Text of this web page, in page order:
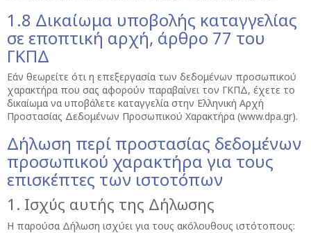
1.8 Δικαίωμα υποβολής καταγγελίας
σε εποπτική αρχή, άρθρο 77 του
ΓΚΠΔ
Εάν θεωρείτε ότι η επεξεργασία των δεδομένων προσωπικού
χαρακτήρα που σας αφορούν παραβαίνει τον ΓΚΠΔ, έχετε το
δικαίωμα να υποβάλετε καταγγελία στην Ελληνική Αρχή
Προστασίας Δεδομένων Προσωπικού Χαρακτήρα (www.dpa.gr).
Δήλωση περί προστασίας δεδομένων
προσωπικού χαρακτήρα για τους
επισκέπτες των ιστοτόπων
1. Ισχύς αυτής της Δήλωσης
Η παρούσα Δήλωση ισχύει για τους ακόλουθους ιστότοπους: